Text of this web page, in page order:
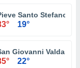
Santo Stefano
19°
Giovanni Valdarno
22°